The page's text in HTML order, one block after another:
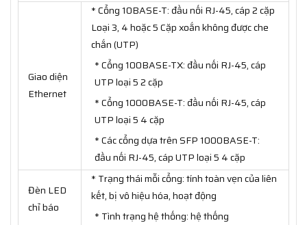
Giao diện
Ethernet
* Cổng 10BASE-T: đầu nối RJ-45, cáp 2 cặp
Loại 3, 4 hoặc 5 Cặp xoắn không được che
chắn (UTP)
* Cổng 100BASE-TX: đầu nối RJ-45, cáp
UTP loại 5 2 cặp
* Cổng 1000BASE-T: đầu nối RJ-45, cáp
UTP loại 5 4 cặp
* Các cổng dựa trên SFP 1000BASE-T:
đầu nối RJ-45, cáp UTP loại 5 4 cặp
Đèn LED
chỉ báo
* Trạng thái mỗi cổng: tính toàn vẹn của liên
kết, bị vô hiệu hóa, hoạt động
* Tình trạng hệ thống: hệ thống